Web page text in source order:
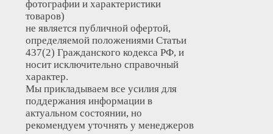
фотографии и характеристики
товаров)
не является публичной офертой,
определяемой положениями Статьи
437(2) Гражданского кодекса РФ, и
носит исключительно справочный
характер.
Мы прикладываем все усилия для
поддержания информации в
актуальном состоянии, но
рекомендуем уточнять у менеджеров